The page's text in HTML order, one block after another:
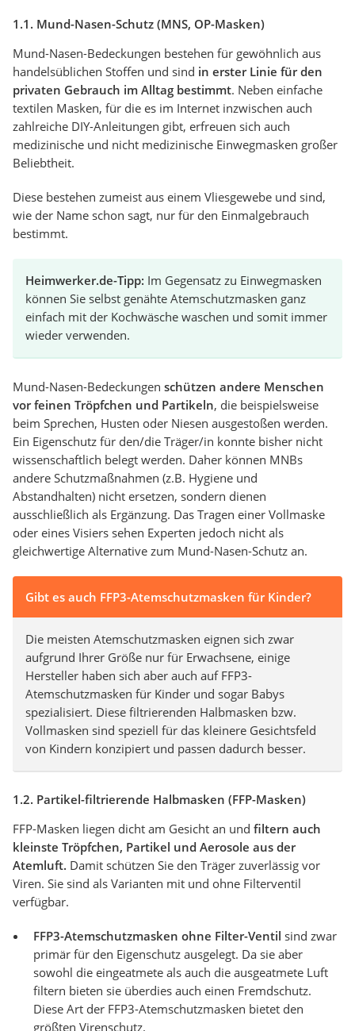
1.1. Mund-Nasen-Schutz (MNS, OP-Masken)
Mund-Nasen-Bedeckungen bestehen für gewöhnlich aus
handelsüblichen Stoffen und sind in erster Linie für den
privaten Gebrauch im Alltag bestimmt. Neben einfache
textilen Masken, für die es im Internet inzwischen auch
zahlreiche DIY-Anleitungen gibt, erfreuen sich auch
medizinische und nicht medizinische Einwegmasken großer
Beliebtheit.
Diese bestehen zumeist aus einem Vliesgewebe und sind,
wie der Name schon sagt, nur für den Einmalgebrauch
bestimmt.
Heimwerker.de-Tipp: Im Gegensatz zu Einwegmasken
können Sie selbst genähte Atemschutzmasken ganz
einfach mit der Kochwäsche waschen und somit immer
wieder verwenden.
Mund-Nasen-Bedeckungen schützen andere Menschen
vor feinen Tröpfchen und Partikeln, die beispielsweise
beim Sprechen, Husten oder Niesen ausgestoßen werden.
Ein Eigenschutz für den/die Träger/in konnte bisher nicht
wissenschaftlich belegt werden. Daher können MNBs
andere Schutzmaßnahmen (z.B. Hygiene und
Abstandhalten) nicht ersetzen, sondern dienen
ausschließlich als Ergänzung. Das Tragen einer Vollmaske
oder eines Visiers sehen Experten jedoch nicht als
gleichwertige Alternative zum Mund-Nasen-Schutz an.
Gibt es auch FFP3-Atemschutzmasken für Kinder?
Die meisten Atemschutzmasken eignen sich zwar
aufgrund Ihrer Größe nur für Erwachsene, einige
Hersteller haben sich aber auch auf FFP3-
Atemschutzmasken für Kinder und sogar Babys
spezialisiert. Diese filtrierenden Halbmasken bzw.
Vollmasken sind speziell für das kleinere Gesichtsfeld
von Kindern konzipiert und passen dadurch besser.
1.2. Partikel-filtrierende Halbmasken (FFP-Masken)
FFP-Masken liegen dicht am Gesicht an und filtern auch
kleinste Tröpfchen, Partikel und Aerosole aus der
Atemluft. Damit schützen Sie den Träger zuverlässig vor
Viren. Sie sind als Varianten mit und ohne Filterventil
verfügbar.
FFP3-Atemschutzmasken ohne Filter-Ventil sind zwar
primär für den Eigenschutz ausgelegt. Da sie aber
sowohl die eingeatmete als auch die ausgeatmete Luft
filtern bieten sie überdies auch einen Fremdschutz.
Diese Art der FFP3-Atemschutzmasken bietet den
größten Virenschutz.